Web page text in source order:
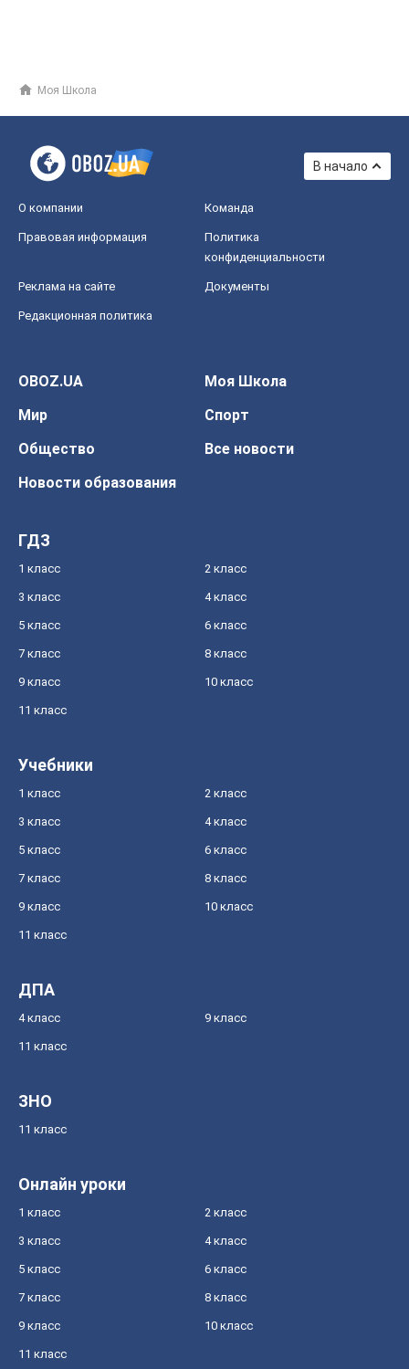
Моя Школа
В начало
О компании Команда
Правовая информация
Политика
конфиденциальности
Реклама на сайте Документы
Редакционная политика
OBOZ.UA
Моя Школа
Мир
Спорт
Общество
Все новости
Новости образования
ГДЗ
1 класс 2 класс
3 класс 4 класс
5 класс 6 класс
7 класс 8 класс
9 класс 10 класс
11 класс
Учебники
1 класс 2 класс
3 класс 4 класс
5 класс 6 класс
7 класс 8 класс
9 класс 10 класс
11 класс
ДПА
4 класс 9 класс
11 класс
ЗНО
11 класс
Онлайн уроки
1 класс 2 класс
3 класс 4 класс
5 класс 6 класс
7 класс 8 класс
9 класс 10 класс
11 класс